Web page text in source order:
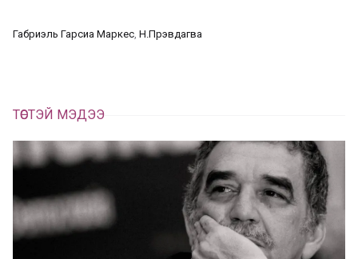
х
Габриэль Гарсиа Маркес, Н.Пүрэвдагва
ТӨСТЭЙ МЭДЭЭ